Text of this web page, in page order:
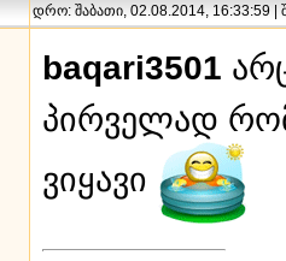
დრო: შაბათი, 02.08.2014, 16:33:59 |
baqari3501
პირველად
ვიყავი